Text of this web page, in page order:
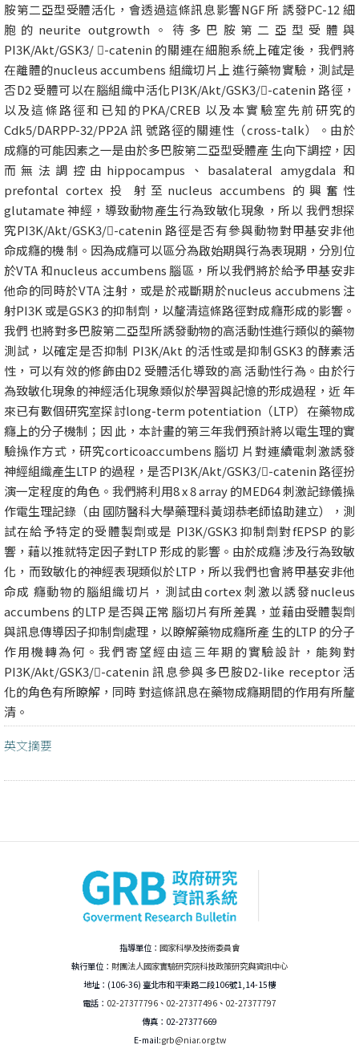
胺第二亞型受體活化，會透過這條訊息影響NGF 所 誘發PC-12 細
胞的neurite outgrowth。待多巴胺第二亞型受體與
PI3K/Akt/GSK3/ -catenin 的關連在細胞系統上確定後，我們將
在離體的nucleus accumbens 組織切片上 進行藥物實驗，測試是
否D2 受體可以在腦組織中活化PI3K/Akt/GSK3/-catenin 路徑，
以及這條路徑和已知的PKA/CREB 以及本實驗室先前研究的
Cdk5/DARPP-32/PP2A 訊 號路徑的關連性（cross-talk）。由於
成癮的可能因素之一是由於多巴胺第二亞型受體產 生向下調控，因
而無法調控由hippocampus、basalateral amygdala 和
prefontal cortex 投 射至nucleus accumbens 的興奮性
glutamate 神經，導致動物產生行為致敏化現象，所以 我們想探
究PI3K/Akt/GSK3/-catenin 路徑是否有參與動物對甲基安非他
命成癮的機 制。因為成癮可以區分為啟始期與行為表現期，分別位
於VTA 和nucleus accumbens 腦區，所以我們將於給予甲基安非
他命的同時於VTA 注射，或是於戒斷期於nucleus accubmens 注
射PI3K 或是GSK3 的抑制劑，以釐清這條路徑對成癮形成的影響。
我們 也將對多巴胺第二亞型所誘發動物的高活動性進行類似的藥物
測試，以確定是否抑制 PI3K/Akt 的活性或是抑制GSK3 的酵素活
性，可以有效的修飾由D2 受體活化導致的高 活動性行為。由於行
為致敏化現象的神經活化現象類似於學習與記憶的形成過程，近 年
來已有數個研究室探討long-term potentiation（LTP）在藥物成
癮上的分子機制；因 此，本計畫的第三年我們預計將以電生理的實
驗操作方式，研究corticoaccumbens 腦切 片對連續電刺激誘發
神經組織產生LTP 的過程，是否PI3K/Akt/GSK3/-catenin 路徑扮
演一定程度的角色。我們將利用8 x 8 array 的MED64 刺激記錄儀操
作電生理記錄（由 國防醫科大學藥理科黃翊恭老師協助建立），測
試在給予特定的受體製劑或是 PI3K/GSK3 抑制劑對fEPSP 的影
響，藉以推就特定因子對LTP 形成的影響。由於成癮 涉及行為致敏
化，而致敏化的神經表現類似於LTP，所以我們也會將甲基安非他
命成 癮動物的腦組織切片，測試由cortex 刺激以誘發nucleus
accumbens 的LTP 是否與正常 腦切片有所差異，並藉由受體製劑
與訊息傳導因子抑制劑處理，以瞭解藥物成癮所產 生的LTP 的分子
作用機轉為何。我們寄望經由這三年期的實驗設計，能夠對
PI3K/Akt/GSK3/-catenin 訊息參與多巴胺D2-like receptor 活
化的角色有所瞭解，同時 對這條訊息在藥物成癮期間的作用有所釐
清。
英文摘要
指導單位： 國家科學及技術委員會
執行單位： 財團法人國家實驗研究院科技政策研究與資訊中心
地址：(106-36) 臺北市和平東路二段106號1,14-15樓
電話： 02-27377796 、 02-27377496 、 02-27377797
傳真：02-27377669
E-mail:grb@niar.org.tw